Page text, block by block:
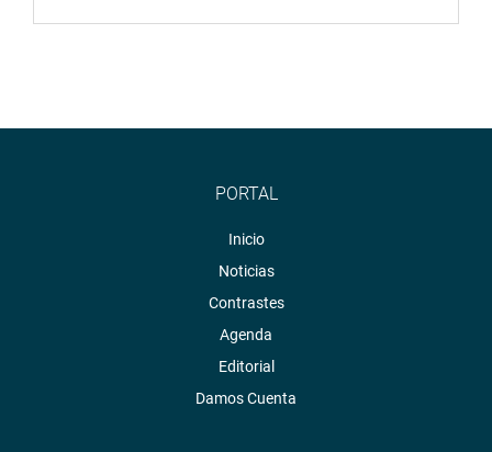
PORTAL
Inicio
Noticias
Contrastes
Agenda
Editorial
Damos Cuenta